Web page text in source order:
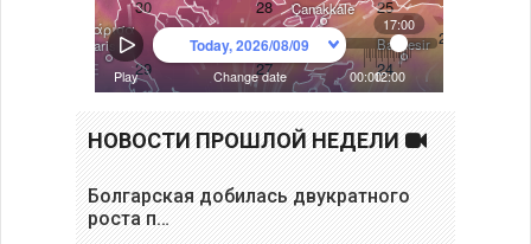
НОВОСТИ ПРОШЛОЙ НЕДЕЛИ
Болгарская добилась двукратного
роста п…